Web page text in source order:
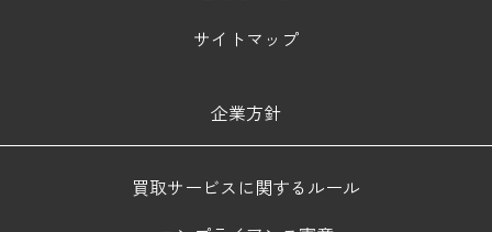
サイトマップ
企業方針
買取サービスに関するルール